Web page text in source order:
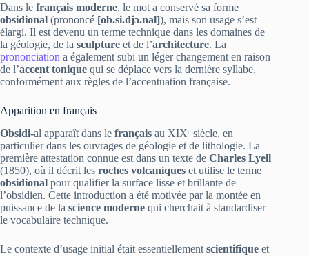
Dans le français moderne, le mot a conservé sa forme
obsidional (prononcé [ob.si.djɔ.nal]), mais son usage s’est
élargi. Il est devenu un terme technique dans les domaines de
la géologie, de la sculpture et de l’architecture. La
prononciation a également subi un léger changement en raison
de l’accent tonique qui se déplace vers la dernière syllabe,
conformément aux règles de l’accentuation française.
Apparition en français
Obsidi‑al apparaît dans le français au XIXᵉ siècle, en
particulier dans les ouvrages de géologie et de lithologie. La
première attestation connue est dans un texte de Charles Lyell
(1850), où il décrit les roches volcaniques et utilise le terme
obsidional pour qualifier la surface lisse et brillante de
l’obsidien. Cette introduction a été motivée par la montée en
puissance de la science moderne qui cherchait à standardiser
le vocabulaire technique.
Le contexte d’usage initial était essentiellement scientifique et